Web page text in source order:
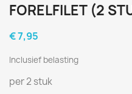
FORELFILET (2
€ 7,95
Inclusief belasting
per 2 stuk